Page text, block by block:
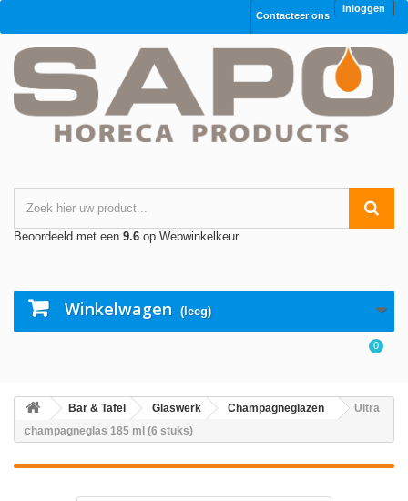
Inloggen
Contacteer ons
Beoordeeld met een 9.6 op Webwinkelkeur
Winkelwagen (leeg)
0
Bar & Tafel Glaswerk Champagneglazen
Ultra
champagneglas 185 ml (6 stuks)